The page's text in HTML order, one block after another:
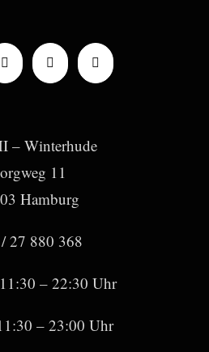
– Winterhude
11
Hamburg
27 880 368
– 22:30 Uhr
– 23:00 Uhr